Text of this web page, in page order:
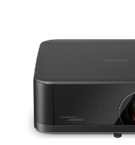
página.